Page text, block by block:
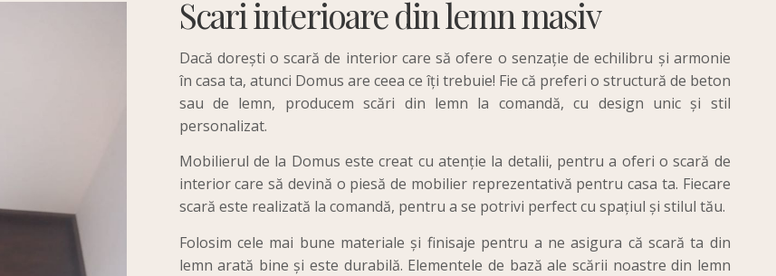
Scari interioare din lemn masiv
Dacă dorești o scară de interior care să ofere o senzație de echilibru și armonie
în casa ta, atunci Domus are ceea ce îți trebuie! Fie că preferi o structură de beton
sau de lemn, producem scări din lemn la comandă, cu design unic și stil
personalizat.
Mobilierul de la Domus este creat cu atenție la detalii, pentru a oferi o scară de
interior care să devină o piesă de mobilier reprezentativă pentru casa ta. Fiecare
scară este realizată la comandă, pentru a se potrivi perfect cu spațiul și stilul tău.
Folosim cele mai bune materiale și finisaje pentru a ne asigura că scară ta din
lemn arată bine și este durabilă. Elementele de bază ale scării noastre din lemn